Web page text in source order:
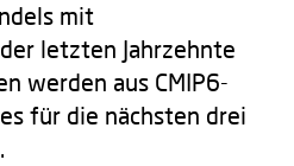
mit
letzten Jahrzehnte
werden aus CMIP6-
für die nächsten drei